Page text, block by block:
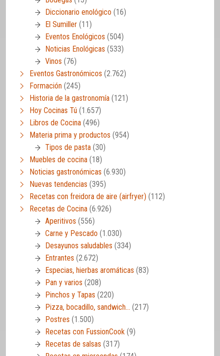
Diccionario enológico (16)
El Sumiller (11)
Eventos Enológicos (504)
Noticias Enológicas (533)
Vinos (76)
Eventos Gastronómicos (2.762)
Formación (245)
Historia de la gastronomía (121)
Hoy Cocinas Tú (1.657)
Libros de Cocina (496)
Materia prima y productos (954)
Tipos de pasta (30)
Muebles de cocina (18)
Noticias gastronómicas (6.930)
Nuevas tendencias (395)
Recetas con freidora de aire (airfryer) (112)
Recetas de Cocina (6.926)
Aperitivos (556)
Carne y Pescado (1.030)
Desayunos saludables (334)
Entrantes (2.672)
Especias, hierbas aromáticas (83)
Pan y varios (208)
Pinchos y Tapas (220)
Pizza, bocadillo, sandwich… (217)
Postres (1.500)
Recetas con FussionCook (9)
Recetas de salsas (317)